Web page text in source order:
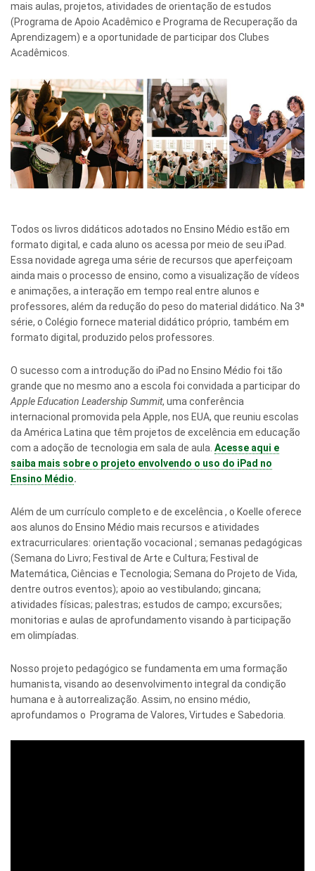
mais aulas, projetos, atividades de orientação de estudos
(Programa de Apoio Acadêmico e Programa de Recuperação da
Aprendizagem) e a oportunidade de participar dos Clubes
Acadêmicos.
Todos os livros didáticos adotados no Ensino Médio estão em
formato digital, e cada aluno os acessa por meio de seu iPad.
Essa novidade agrega uma série de recursos que aperfeiçoam
ainda mais o processo de ensino, como a visualização de vídeos
e animações, a interação em tempo real entre alunos e
professores, além da redução do peso do material didático. Na 3ª
série, o Colégio fornece material didático próprio, também em
formato digital, produzido pelos professores.
O sucesso com a introdução do iPad no Ensino Médio foi tão
grande que no mesmo ano a escola foi convidada a participar do
Apple Education Leadership Summit, uma conferência
internacional promovida pela Apple, nos EUA, que reuniu escolas
da América Latina que têm projetos de excelência em educação
com a adoção de tecnologia em sala de aula. Acesse aqui e
saiba mais sobre o projeto envolvendo o uso do iPad no
Ensino Médio.
Além de um currículo completo e de excelência , o Koelle oferece
aos alunos do Ensino Médio mais recursos e atividades
extracurriculares: orientação vocacional ; semanas pedagógicas
(Semana do Livro; Festival de Arte e Cultura; Festival de
Matemática, Ciências e Tecnologia; Semana do Projeto de Vida,
dentre outros eventos); apoio ao vestibulando; gincana;
atividades físicas; palestras; estudos de campo; excursões;
monitorias e aulas de aprofundamento visando à participação
em olimpíadas.
Nosso projeto pedagógico se fundamenta em uma formação
humanista, visando ao desenvolvimento integral da condição
humana e à autorrealização. Assim, no ensino médio,
aprofundamos o Programa de Valores, Virtudes e Sabedoria.